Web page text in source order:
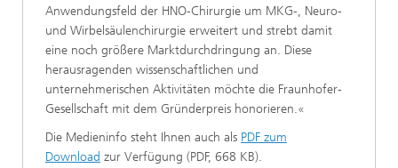
Anwendungsfeld der HNO-Chirurgie um MKG-, Neuro-
und Wirbelsäulenchirurgie erweitert und strebt damit
eine noch größere Marktdurchdringung an. Diese
herausragenden wissenschaftlichen und
unternehmerischen Aktivitäten möchte die Fraunhofer-
Gesellschaft mit dem Gründerpreis honorieren.«
Die Medieninfo steht Ihnen auch als PDF zum
Download zur Verfügung (PDF, 668 KB).